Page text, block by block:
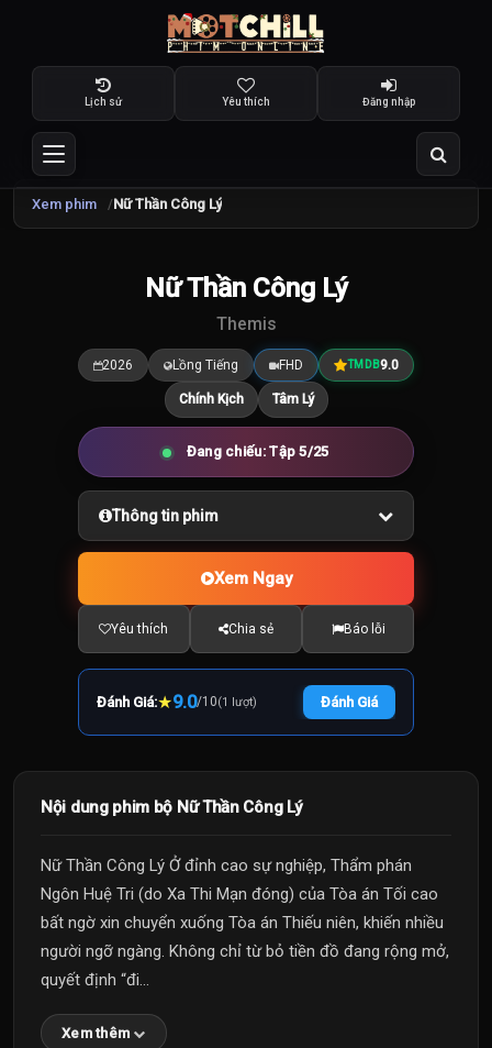
Lịch sử Yêu thích Đăng nhập
Xem phim Nữ Thần Công Lý
9.0
Nữ Thần Công Lý
Themis
2026 Lồng Tiếng FHD TMDB9.0
Chính Kịch Tâm Lý
Đang chiếu: Tập 5/25
Thông tin phim
Xem Ngay
Yêu thích Chia sẻ Báo lỗi
Đánh Giá:★9.0/10(1 lượt) Đánh Giá
Nội dung phim bộ Nữ Thần Công Lý
Nữ Thần Công Lý Ở đỉnh cao sự nghiệp, Thẩm phán
Ngôn Huệ Tri (do Xa Thi Mạn đóng) của Tòa án Tối cao
bất ngờ xin chuyển xuống Tòa án Thiếu niên, khiến nhiều
người ngỡ ngàng. Không chỉ từ bỏ tiền đồ đang rộng mở,
quyết định “đi...
Xem thêm